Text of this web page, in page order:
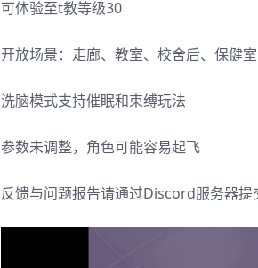
可体验至t教等级30
开放场景：走廊、教室、校舍后、保健室
洗脑模式支持催眠和束缚玩法
参数未调整，角色可能容易起飞
反馈与问题报告请通过Discord服务器提